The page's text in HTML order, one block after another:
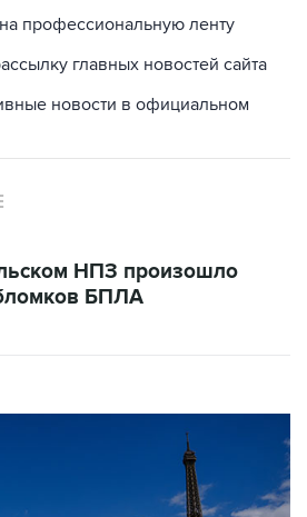
профессиональную ленту
главных новостей сайта
новости в официальном
НПЗ произошло
БПЛА